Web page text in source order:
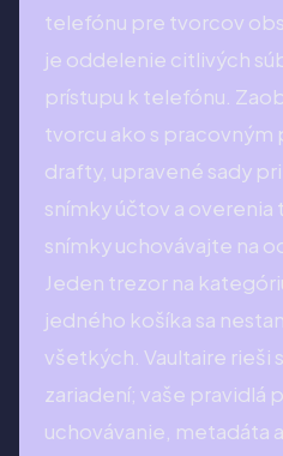
telefónu pre tvorcov
je oddelenie citlivých
prístupu k telefónu.
tvorcu ako s
drafty, upravené sady
snímky účtov a
snímky uchovávajte na
Jeden trezor na
jedného košíka sa
všetkých. Vaultaire rieši
zariadení; vaše pravidlá
uchovávanie, metadáta